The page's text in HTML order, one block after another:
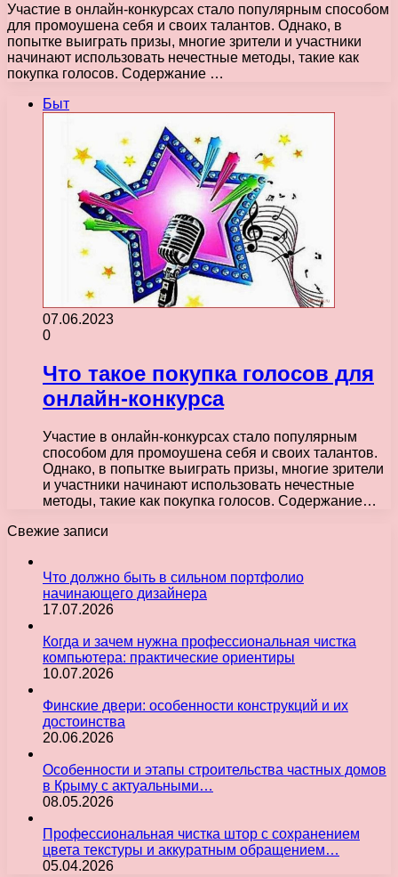
Участие в онлайн-конкурсах стало популярным способом
для промоушена себя и своих талантов. Однако, в
попытке выиграть призы, многие зрители и участники
начинают использовать нечестные методы, такие как
покупка голосов. Содержание …
Быт
07.06.2023
0
Что такое покупка голосов для
онлайн-конкурса
Участие в онлайн-конкурсах стало популярным
способом для промоушена себя и своих талантов.
Однако, в попытке выиграть призы, многие зрители
и участники начинают использовать нечестные
методы, такие как покупка голосов. Содержание…
Свежие записи
Что должно быть в сильном портфолио
начинающего дизайнера
17.07.2026
Когда и зачем нужна профессиональная чистка
компьютера: практические ориентиры
10.07.2026
Финские двери: особенности конструкций и их
достоинства
20.06.2026
Особенности и этапы строительства частных домов
в Крыму с актуальными…
08.05.2026
Профессиональная чистка штор с сохранением
цвета текстуры и аккуратным обращением…
05.04.2026